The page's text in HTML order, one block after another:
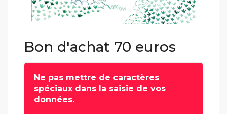
Bon d'achat 70 euros
Ne pas mettre de caractères
spéciaux dans la saisie de vos
données.